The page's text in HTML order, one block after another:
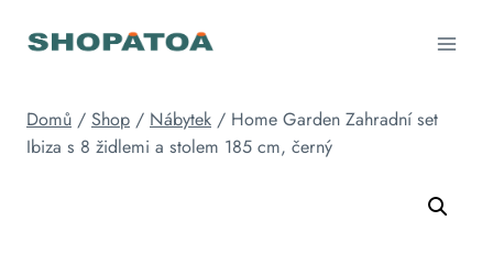
Domů / Shop / Nábytek / Home Garden Zahradní set
Ibiza s 8 židlemi a stolem 185 cm, černý